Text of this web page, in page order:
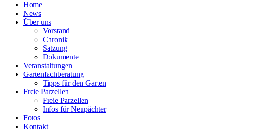
Home
News
Über uns
Vorstand
Chronik
Satzung
Dokumente
Veranstaltungen
Gartenfachberatung
Tipps für den Garten
Freie Parzellen
Freie Parzellen
Infos für Neupächter
Fotos
Kontakt